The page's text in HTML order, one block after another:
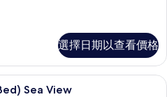
選擇日期以查看價格
Deluxe Corner Room (Twin Bed)
Sea View